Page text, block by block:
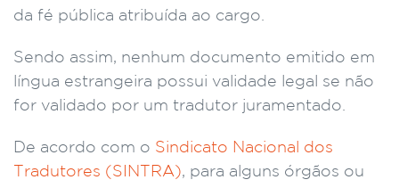
da fé pública atribuída ao cargo.
Sendo assim, nenhum documento emitido em
língua estrangeira possui validade legal se não
for validado por um tradutor juramentado.
De acordo com o Sindicato Nacional dos
Tradutores (SINTRA), para alguns órgãos ou